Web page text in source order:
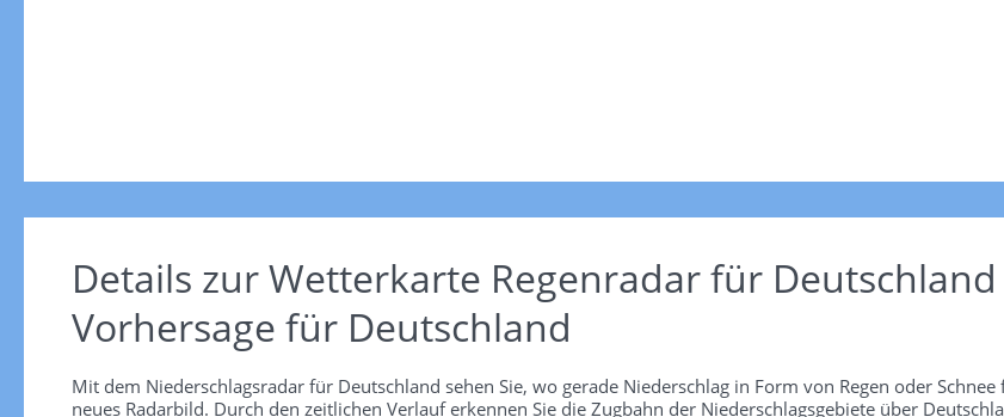
Details zur Wetterkarte Regenradar für
Vorhersage für Deutschland
Mit dem Niederschlagsradar für Deutschland sehen Sie, wo gerade Niederschlag in Form von Regen oder
neues Radarbild. Durch den zeitlichen Verlauf erkennen Sie die Zugbahn der Niederschlagsgebiete über